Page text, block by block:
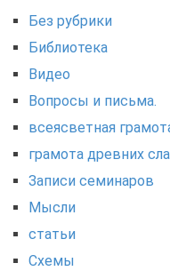
Без рубрики
Библиотека
Видео
Вопросы и письма.
всеясветная
грамота древних
Записи семинаров
Мысли
статьи
Схемы